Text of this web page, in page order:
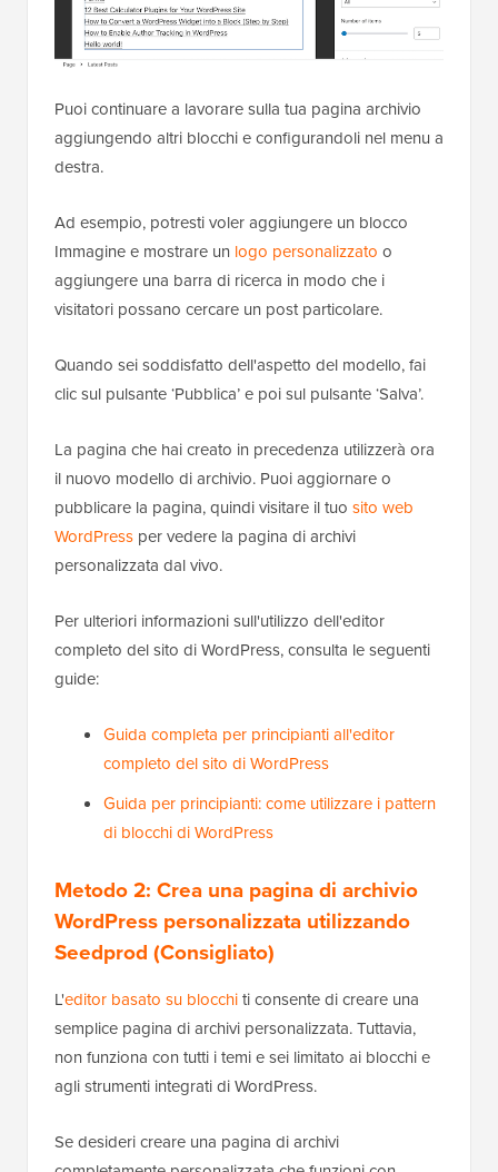
Puoi continuare a lavorare sulla tua pagina archivio
aggiungendo altri blocchi e configurandoli nel menu a
destra.
Ad esempio, potresti voler aggiungere un blocco
Immagine e mostrare un logo personalizzato o
aggiungere una barra di ricerca in modo che i
visitatori possano cercare un post particolare.
Quando sei soddisfatto dell'aspetto del modello, fai
clic sul pulsante ‘Pubblica’ e poi sul pulsante ‘Salva’.
La pagina che hai creato in precedenza utilizzerà ora
il nuovo modello di archivio. Puoi aggiornare o
pubblicare la pagina, quindi visitare il tuo sito web
WordPress per vedere la pagina di archivi
personalizzata dal vivo.
Per ulteriori informazioni sull'utilizzo dell'editor
completo del sito di WordPress, consulta le seguenti
guide:
Guida completa per principianti all'editor
completo del sito di WordPress
Guida per principianti: come utilizzare i pattern
di blocchi di WordPress
Metodo 2: Crea una pagina di archivio
WordPress personalizzata utilizzando
Seedprod (Consigliato)
L'editor basato su blocchiti consente di creare una
semplice pagina di archivi personalizzata. Tuttavia,
non funziona con tutti i temi e sei limitato ai blocchi e
agli strumenti integrati di WordPress.
Se desideri creare una pagina di archivi